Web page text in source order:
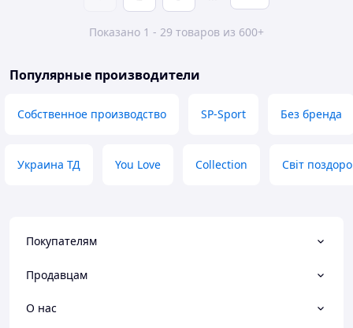
Показано 1 - 29 товаров из 600+
Популярные производители
Собственное производство SP-Sport Без бренда
Украина ТД You Love Collection Світ
Покупателям
Продавцам
О нас